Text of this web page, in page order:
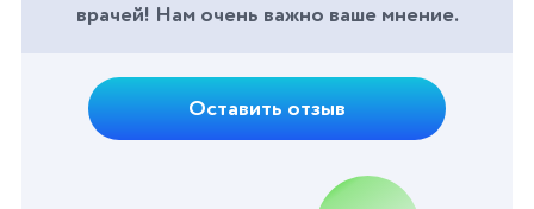
врачей! Нам очень важно ваше мнение.
Оставить отзыв